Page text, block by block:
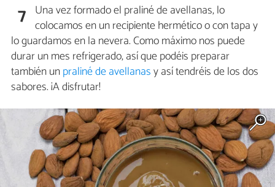
7 Una vez formado el praliné de avellanas, lo
colocamos en un recipiente hermético o con tapa y
lo guardamos en la nevera. Como máximo nos puede
durar un mes refrigerado, así que podéis preparar
también unpraliné de avellanasy así tendréis de los dos
sabores. ¡A disfrutar!